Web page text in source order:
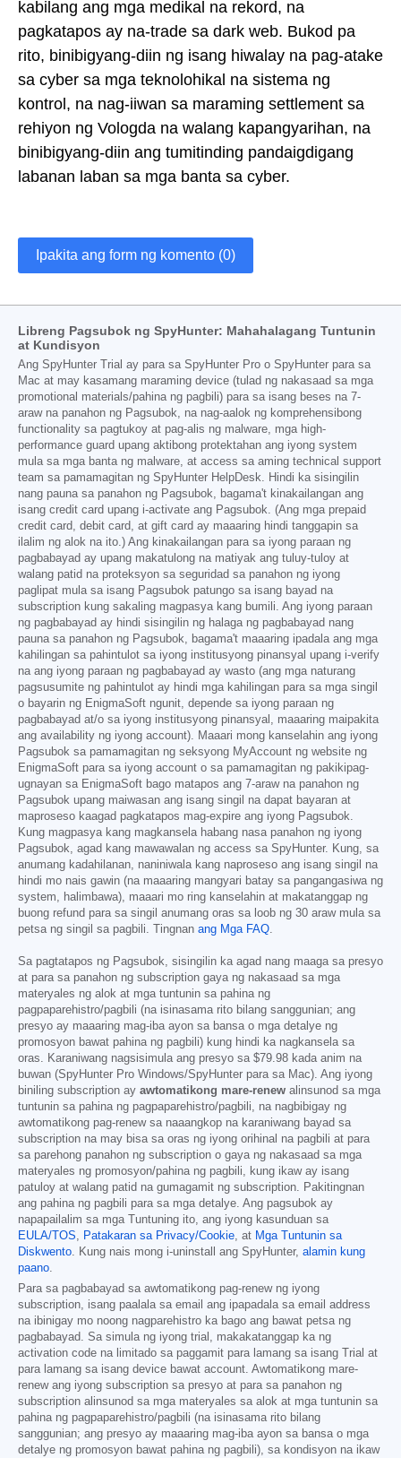
kabilang ang mga medikal na rekord, na
pagkatapos ay na-trade sa dark web. Bukod pa
rito, binibigyang-diin ng isang hiwalay na pag-atake
sa cyber sa mga teknolohikal na sistema ng
kontrol, na nag-iiwan sa maraming settlement sa
rehiyon ng Vologda na walang kapangyarihan, na
binibigyang-diin ang tumitinding pandaigdigang
labanan laban sa mga banta sa cyber.
Ipakita ang form ng komento (0)
Libreng Pagsubok ng SpyHunter: Mahahalagang Tuntunin
at Kundisyon
Ang SpyHunter Trial ay para sa SpyHunter Pro o SpyHunter para sa
Mac at may kasamang maraming device (tulad ng nakasaad sa mga
promotional materials/pahina ng pagbili) para sa isang beses na 7-
araw na panahon ng Pagsubok, na nag-aalok ng komprehensibong
functionality sa pagtukoy at pag-alis ng malware, mga high-
performance guard upang aktibong protektahan ang iyong system
mula sa mga banta ng malware, at access sa aming technical support
team sa pamamagitan ng SpyHunter HelpDesk. Hindi ka sisingilin
nang pauna sa panahon ng Pagsubok, bagama't kinakailangan ang
isang credit card upang i-activate ang Pagsubok. (Ang mga prepaid
credit card, debit card, at gift card ay maaaring hindi tanggapin sa
ilalim ng alok na ito.) Ang kinakailangan para sa iyong paraan ng
pagbabayad ay upang makatulong na matiyak ang tuluy-tuloy at
walang patid na proteksyon sa seguridad sa panahon ng iyong
paglipat mula sa isang Pagsubok patungo sa isang bayad na
subscription kung sakaling magpasya kang bumili. Ang iyong paraan
ng pagbabayad ay hindi sisingilin ng halaga ng pagbabayad nang
pauna sa panahon ng Pagsubok, bagama't maaaring ipadala ang mga
kahilingan sa pahintulot sa iyong institusyong pinansyal upang i-verify
na ang iyong paraan ng pagbabayad ay wasto (ang mga naturang
pagsusumite ng pahintulot ay hindi mga kahilingan para sa mga singil
o bayarin ng EnigmaSoft ngunit, depende sa iyong paraan ng
pagbabayad at/o sa iyong institusyong pinansyal, maaaring maipakita
ang availability ng iyong account). Maaari mong kanselahin ang iyong
Pagsubok sa pamamagitan ng seksyong MyAccount ng website ng
EnigmaSoft para sa iyong account o sa pamamagitan ng pakikipag-
ugnayan sa EnigmaSoft bago matapos ang 7-araw na panahon ng
Pagsubok upang maiwasan ang isang singil na dapat bayaran at
maproseso kaagad pagkatapos mag-expire ang iyong Pagsubok.
Kung magpasya kang magkansela habang nasa panahon ng iyong
Pagsubok, agad kang mawawalan ng access sa SpyHunter. Kung, sa
anumang kadahilanan, naniniwala kang naproseso ang isang singil na
hindi mo nais gawin (na maaaring mangyari batay sa pangangasiwa ng
system, halimbawa), maaari mo ring kanselahin at makatanggap ng
buong refund para sa singil anumang oras sa loob ng 30 araw mula sa
petsa ng singil sa pagbili. Tingnan ang Mga FAQ
Sa pagtatapos ng Pagsubok, sisingilin ka agad nang maaga sa presyo
at para sa panahon ng subscription gaya ng nakasaad sa mga
materyales ng alok at mga tuntunin sa pahina ng
pagpaparehistro/pagbili (na isinasama rito bilang sanggunian; ang
presyo ay maaaring mag-iba ayon sa bansa o mga detalye ng
promosyon bawat pahina ng pagbili) kung hindi ka nagkansela sa
oras. Karaniwang nagsisimula ang presyo sa $79.98 kada anim na
buwan (SpyHunter Pro Windows/SpyHunter para sa Mac). Ang iyong
biniling subscription ay awtomatikong mare-renew alinsunod sa mga
tuntunin sa pahina ng pagpaparehistro/pagbili, na nagbibigay ng
awtomatikong pag-renew sa naaangkop na karaniwang bayad sa
subscription na may bisa sa oras ng iyong orihinal na pagbili at para
sa parehong panahon ng subscription o gaya ng nakasaad sa mga
materyales ng promosyon/pahina ng pagbili, kung ikaw ay isang
patuloy at walang patid na gumagamit ng subscription. Pakitingnan
ang pahina ng pagbili para sa mga detalye. Ang pagsubok ay
napapailalim sa mga Tuntuning ito, ang iyong kasunduan sa
EULA/TOS
Patakaran sa Privacy/Cookie , at Mga Tuntunin sa
Diskwento . Kung nais mong i-uninstall ang SpyHunter, alamin kung
paano
Para sa pagbabayad sa awtomatikong pag-renew ng iyong
subscription, isang paalala sa email ang ipapadala sa email address
na ibinigay mo noong nagparehistro ka bago ang bawat petsa ng
pagbabayad. Sa simula ng iyong trial, makakatanggap ka ng
activation code na limitado sa paggamit para lamang sa isang Trial at
para lamang sa isang device bawat account. Awtomatikong mare-
renew ang iyong subscription sa presyo at para sa panahon ng
subscription alinsunod sa mga materyales sa alok at mga tuntunin sa
pahina ng pagpaparehistro/pagbili (na isinasama rito bilang
sanggunian; ang presyo ay maaaring mag-iba ayon sa bansa o mga
detalye ng promosyon bawat pahina ng pagbili), sa kondisyon na ikaw